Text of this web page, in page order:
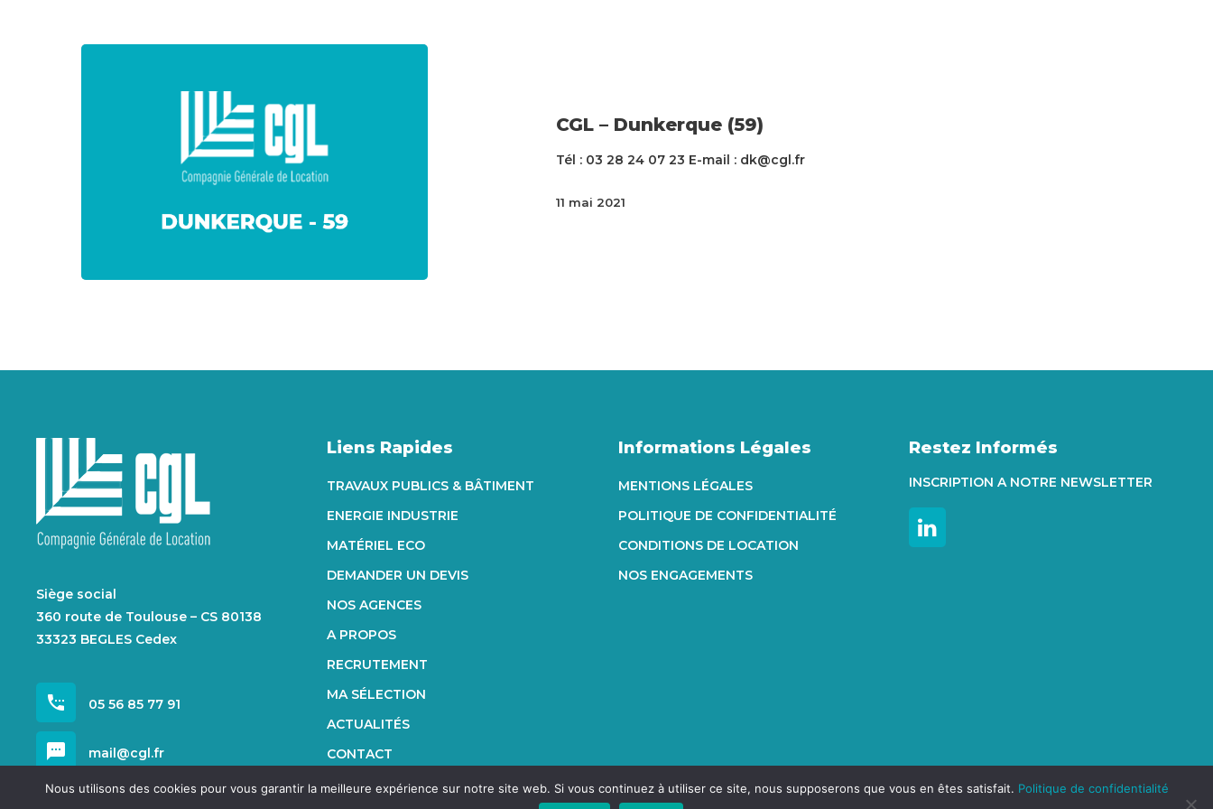
CGL – Dunkerque (59)
Tél : 03 28 24 07 23 E-mail : dk@cgl.fr
11 mai 2021
Siège social
360 route de Toulouse – CS 80138
33323 BEGLES Cedex
settings_phone 05 56 85 77 91
sms mail@cgl.fr
Liens Rapides
TRAVAUX PUBLICS & BÂTIMENT
ENERGIE INDUSTRIE
MATÉRIEL ECO
DEMANDER UN DEVIS
NOS AGENCES
A PROPOS
RECRUTEMENT
MA SÉLECTION
ACTUALITÉS
CONTACT
Informations Légales
MENTIONS LÉGALES
POLITIQUE DE CONFIDENTIALITÉ
CONDITIONS DE LOCATION
NOS ENGAGEMENTS
Restez Informés
INSCRIPTION A NOTRE NEWSLETTER
Nous utilisons des cookies pour vous garantir la meilleure expérience sur notre site web. Si vous continuez à utiliser ce site, nous supposerons que vous en êtes satisfait. Politique de confidentialité